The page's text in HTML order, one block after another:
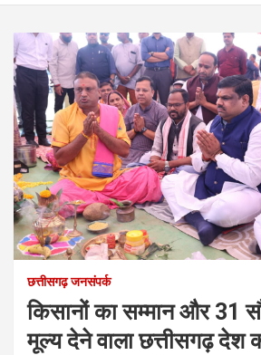
छत्तीसगढ़ जनसंपर्क
किसानों का सम्मान और 31
मूल्य देने वाला छत्तीसगढ़ देश